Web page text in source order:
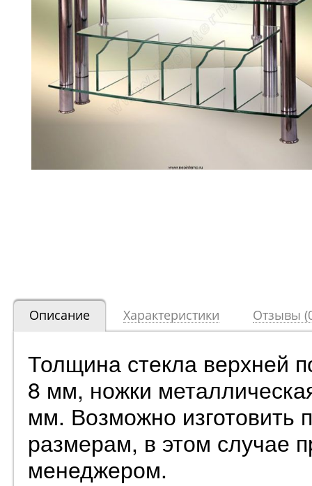
Описание Характеристики Отзывы
Толщина стекла верхней
8 мм, ножки
мм. Возможно изготовить
размерам, в этом случае
менеджером.